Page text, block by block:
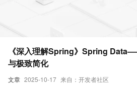
文章 2025-10-17 来自：开发者社区
《深入理解Spring》Spring
与极致简化